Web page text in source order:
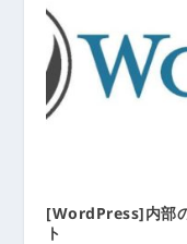
[WordPress]内部
ト